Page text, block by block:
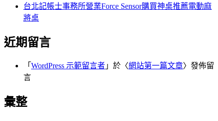
台北記帳士事務所營業Force Sensor購買神桌推薦電動麻
將桌
近期留言
「 WordPress 示範留言者 」於〈網站第一篇文章〉發佈留
言
彙整